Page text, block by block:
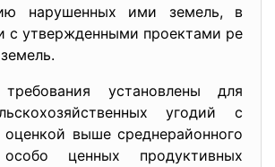
нарушенных ими земель, в
с утвержденными проектами ре
установлены для
угодий с
оценкой выше среднерайонного
ценных продуктивных